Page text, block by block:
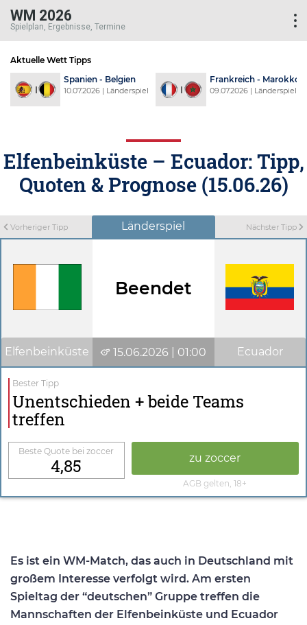
WM 2026
Spielplan, Ergebnisse, Termine
Aktuelle Wett Tipps
Spanien - Belgien
10.07.2026 | Länderspiel
Frankreich - Marokko
09.07.2026 | Länderspiel
Elfenbeinküste – Ecuador: Tipp,
Quoten & Prognose (15.06.26)
Vorheriger Tipp Länderspiel Nächster Tipp
Beendet
Elfenbeinküste 15.06.2026 | 01:00 Ecuador
Bester Tipp
Unentschieden + beide Teams
treffen
Beste Quote bei zoccer
4,85 zu zoccer
AGB gelten, 18+
Es ist ein WM-Match, das auch in Deutschland mit
großem Interesse verfolgt wird. Am ersten
Spieltag der “deutschen” Gruppe treffen die
Mannschaften der Elfenbeinküste und Ecuador